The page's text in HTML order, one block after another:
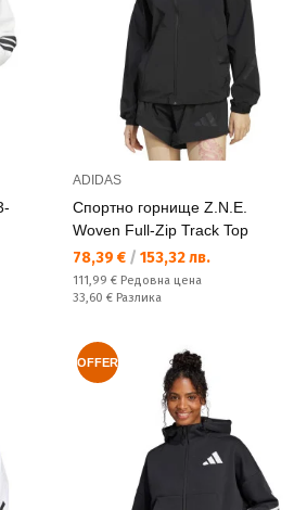
ADIDAS
Спортно горнище Z.N.E.
Woven Full-Zip Track Top
Текуща цена:
78,39 € / 153,32 лв.
Редовна цена:
111,99 € Редовна цена
Спестявате:
33,60 € Разлика
OFFER